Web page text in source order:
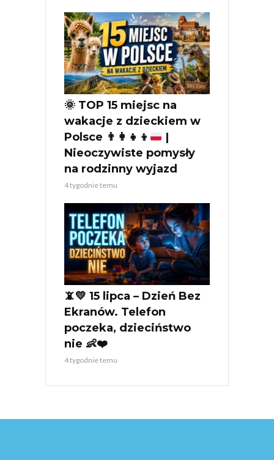
🌞 TOP 15 miejsc na
wakacje z dzieckiem w
Polsce 👨‍👩‍👧‍👦
|
Nieoczywiste pomysły
na rodzinny wyjazd
4 tygodnie temu
📵💛 15 lipca – Dzień Bez
Ekranów. Telefon
poczeka, dzieciństwo
nie 👶❤️
4 tygodnie temu